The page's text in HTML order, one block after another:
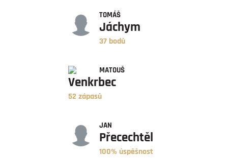
TOMÁŠ
Jáchym
37 bodů
MATOUŠ
Venkrbec
52 zápasů
JAN
Přecechtěl
100% úspěšnost